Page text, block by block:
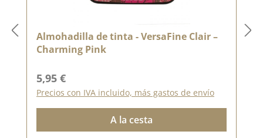
Almohadilla de tinta - VersaFine Clair –
Charming Pink
Precio normal:
5,95 €
Precios con IVA incluido, más gastos de envío
A la cesta